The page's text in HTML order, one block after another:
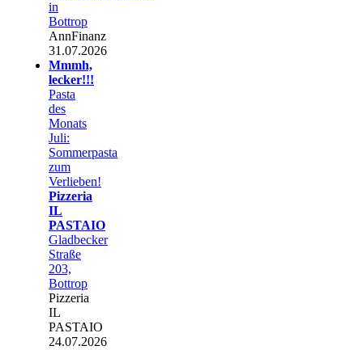
in
Bottrop
AnnFinanz
31.07.2026
Mmmh,
lecker!!!
Pasta
des
Monats
Juli:
Sommerpasta
zum
Verlieben!
Pizzeria
IL
PASTAIO
Gladbecker
Straße
203,
Bottrop
Pizzeria
IL
PASTAIO
24.07.2026